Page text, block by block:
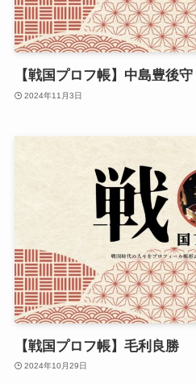
【戦国プロフ帳】中島豊後守
2024年11月3日
【戦国プロフ帳】毛利良勝
2024年10月29日